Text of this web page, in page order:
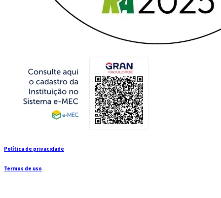
Política de privacidade
Termos de uso